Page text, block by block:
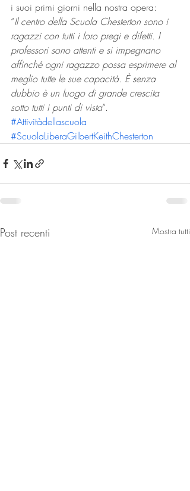
i suoi primi giorni nella nostra opera:
“Il centro della Scuola Chesterton sono i
ragazzi con tutti i loro pregi e difetti. I
professori sono attenti e si impegnano
affinché ogni ragazzo possa esprimere al
meglio tutte le sue capacità. È senza
dubbio è un luogo di grande crescita
sotto tutti i punti di vista“.
#Attivitàdellascuola
#ScuolaLiberaGilbertKeithChesterton
Post recenti Mostra tutti